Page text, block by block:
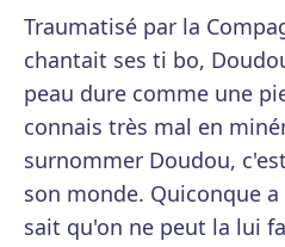
Traumatisé par la
chantait ses ti bo,
peau dure comme une
connais très mal en
surnommer Doudou,
son monde. Quiconque
sait qu'on ne peut la lui